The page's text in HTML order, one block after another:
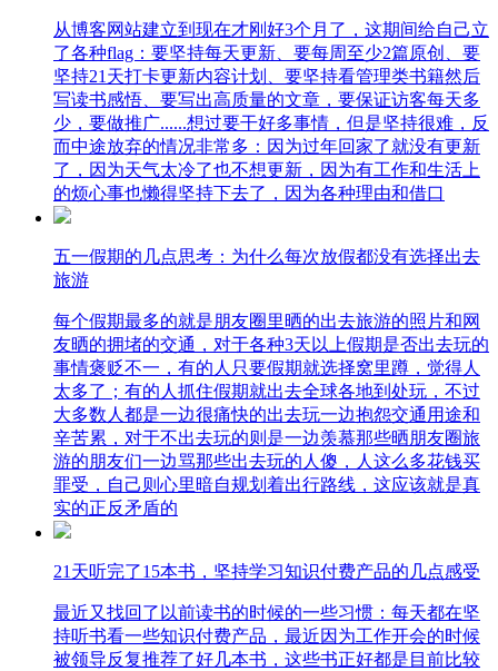
从博客网站建立到现在才刚好3个月了，这期间给自己立
了各种flag：要坚持每天更新、要每周至少2篇原创、要
坚持21天打卡更新内容计划、要坚持看管理类书籍然后
写读书感悟、要写出高质量的文章，要保证访客每天多
少，要做推广......想过要干好多事情，但是坚持很难，反
而中途放弃的情况非常多：因为过年回家了就没有更新
了，因为天气太冷了也不想更新，因为有工作和生活上
的烦心事也懒得坚持下去了，因为各种理由和借口
五一假期的几点思考：为什么每次放假都没有选择出去
旅游
每个假期最多的就是朋友圈里晒的出去旅游的照片和网
友晒的拥堵的交通，对于各种3天以上假期是否出去玩的
事情褒贬不一，有的人只要假期就选择窝里蹲，觉得人
太多了；有的人抓住假期就出去全球各地到处玩，不过
大多数人都是一边很痛快的出去玩一边抱怨交通用途和
辛苦累，对于不出去玩的则是一边羡慕那些晒朋友圈旅
游的朋友们一边骂那些出去玩的人傻，人这么多花钱买
罪受，自己则心里暗自规划着出行路线，这应该就是真
实的正反矛盾的
21天听完了15本书，坚持学习知识付费产品的几点感受
最近又找回了以前读书的时候的一些习惯：每天都在坚
持听书看一些知识付费产品，最近因为工作开会的时候
被领导反复推荐了好几本书，这些书正好都是目前比较